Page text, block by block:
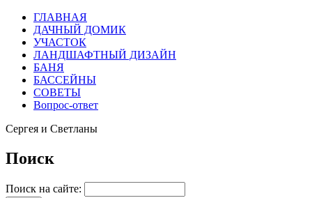
ГЛАВНАЯ
ДАЧНЫЙ ДОМИК
УЧАСТОК
ЛАНДШАФТНЫЙ ДИЗАЙН
БАНЯ
БАССЕЙНЫ
СОВЕТЫ
Вопрос-ответ
Сергея и Светланы
Поиск
Поиск на сайте: